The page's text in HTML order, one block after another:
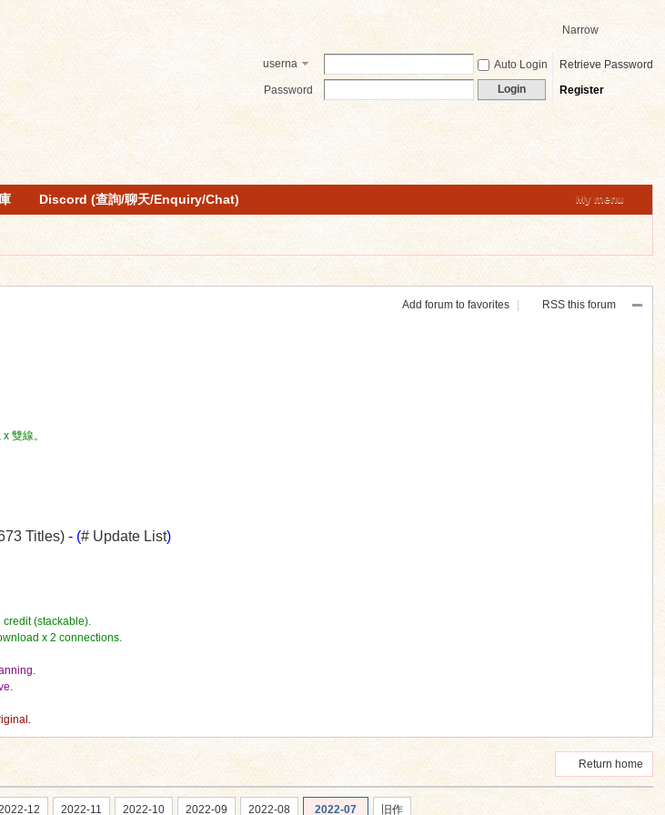
Narrow
userna
Auto Login
Retrieve Password
Password
Login Register
My menu
Discord (查詢/聊天/Enquiry/Chat)
Add forum to favorites RSS this forum
雙線。
Titles) - (# Update List)
credit (stackable).
x 2 connections.
Return home
12 2022-11 2022-10 2022-09 2022-08 2022-07 旧作